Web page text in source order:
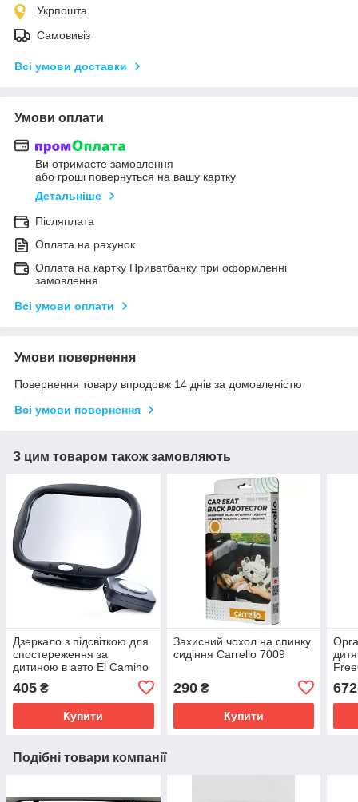
Укрпошта
Самовивіз
Всі умови доставки
Умови оплати
Ви отримаєте замовлення
або гроші повернуться на вашу картку
Детальніше
Післяплата
Оплата на рахунок
Оплата на картку Приватбанку при оформленні
замовлення
Всі умови оплати
Умови повернення
Повернення товару впродовж 14 днів за домовленістю
Всі умови повернення
З цим товаром також замовляють
Дзеркало з підсвіткою для
спостереження за
дитиною в авто El Camino
405 ₴
Купити
Захисний чохол на спинку
сидіння Carrello 7009
290₴
Купити
672
Подібні товари компанії